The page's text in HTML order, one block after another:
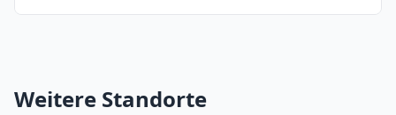
Weitere Standorte